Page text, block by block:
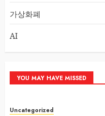
가상화폐
AI
YOU MAY HAVE MISSED
Uncategorized